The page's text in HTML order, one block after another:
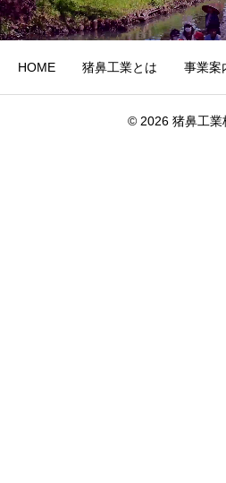
HOME 猪鼻工業とは 事業案
© 2026 猪鼻工業